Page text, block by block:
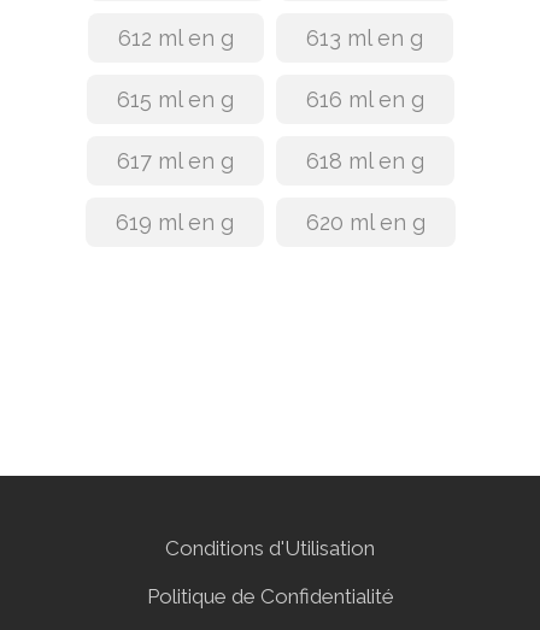
612 ml en g 613 ml en g
615 ml en g 616 ml en g
617 ml en g 618 ml en g
619 ml en g 620 ml en g
Conditions d'Utilisation
Politique de Confidentialité